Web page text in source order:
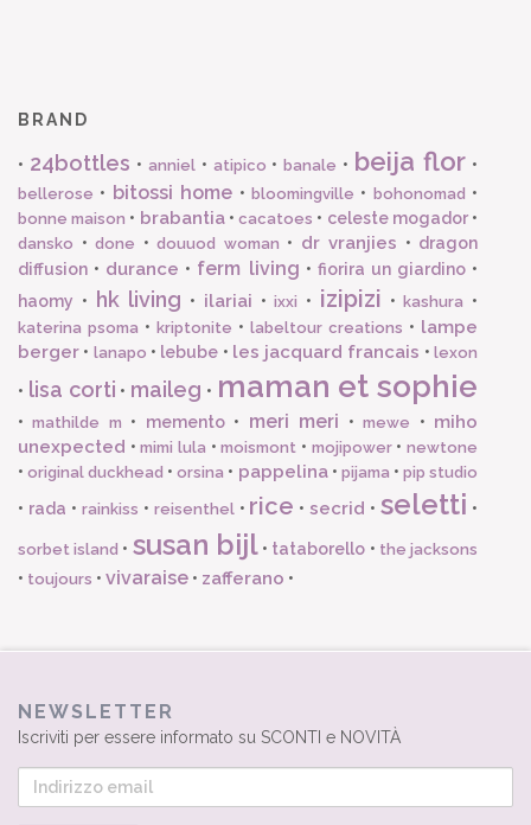
BRAND
• 24bottles • anniel• atipico •banale • beija flor •
bellerose • bitossi home • bloomingville • bohonomad •
bonne maison • brabantia•cacatoes • celeste mogador•
dansko • done • douuod woman • dr vranjies • dragon
diffusion • durance • ferm living • fiorira un giardino•
haomy • hk living • ilariai •ixxi • izipizi •kashura •
katerina psoma • kriptonite • labeltour creations • lampe
berger • lanapo • lebube • les jacquard francais •lexon
• lisa corti • maileg • maman et sophie
•mathilde m • memento• meri meri •mewe • miho
unexpected •mimi lula •moismont • mojipower•newtone
•original duckhead •orsina • pappelina• pijama • pip studio
• rada • rainkiss • reisenthel• rice •secrid •seletti •
sorbet island • susan bijl• tataborello • the jacksons
• toujours • vivaraise • zafferano •
NEWSLETTER
Iscriviti per essere informato su SCONTI e NOVITÀ